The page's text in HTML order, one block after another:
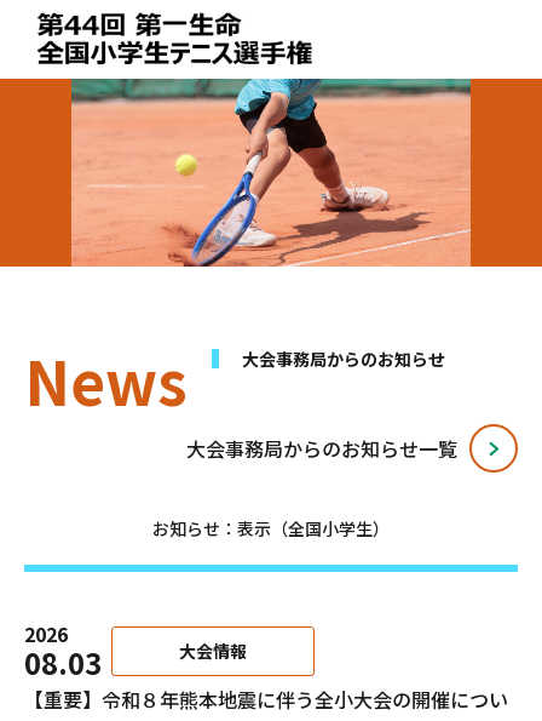
News ⼤会事務局からのお知らせ
⼤会事務局からのお知らせ⼀覧
お知らせ：表示（全国小学生）
2026
08.03 大会情報
【重要】令和８年熊本地震に伴う全小大会の開催につい